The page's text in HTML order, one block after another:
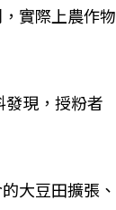
實際上農作物
發現，授粉者
大豆田擴張、